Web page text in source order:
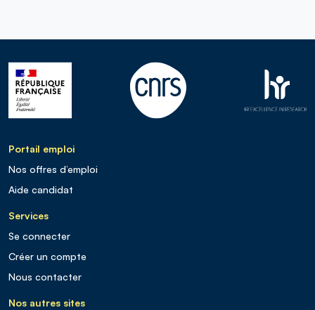
Portail emploi
Nos offres d’emploi
Aide candidat
Services
Se connecter
Créer un compte
Nous contacter
Nos autres sites